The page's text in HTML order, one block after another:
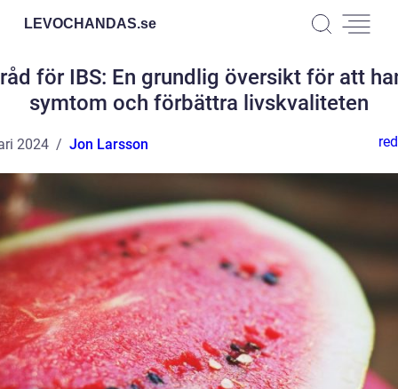
LEVOCHANDAS.se
för IBS: En grundlig översikt för att
symtom och förbättra livskvaliteten
2024 Jon Larsson